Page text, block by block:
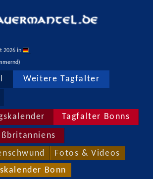
2026 in
Weitere Tagfalter
Tagfalter Bonns
Fotos & Videos
Bonn